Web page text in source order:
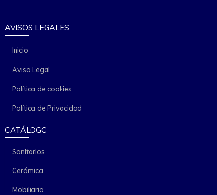
AVISOS LEGALES
Inicio
Aviso Legal
Política de cookies
Política de Privacidad
CATÁLOGO
Sanitarios
Cerámica
Mobiliario